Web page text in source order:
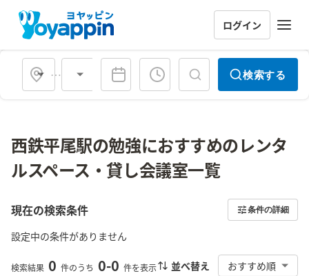
ログイン
会場タイプ 検索する
西鉄平尾駅の勉強におすすめのレンタ
ルスペース・貸し会議室一覧
現在の検索条件 条件の詳細
設定中の条件がありません
検索結果 0 件のうち 0-0 件を表示 並べ替え おすすめ順